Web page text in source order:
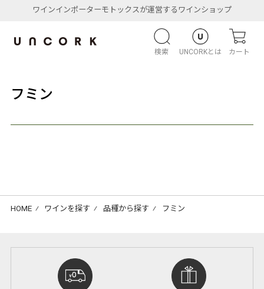
ワインインポーターモトックスが運営するワインショップ
検索 UNCORKとは カート
フミン
HOME ⁄ ワインを探す ⁄ 品種から探す ⁄ フミン